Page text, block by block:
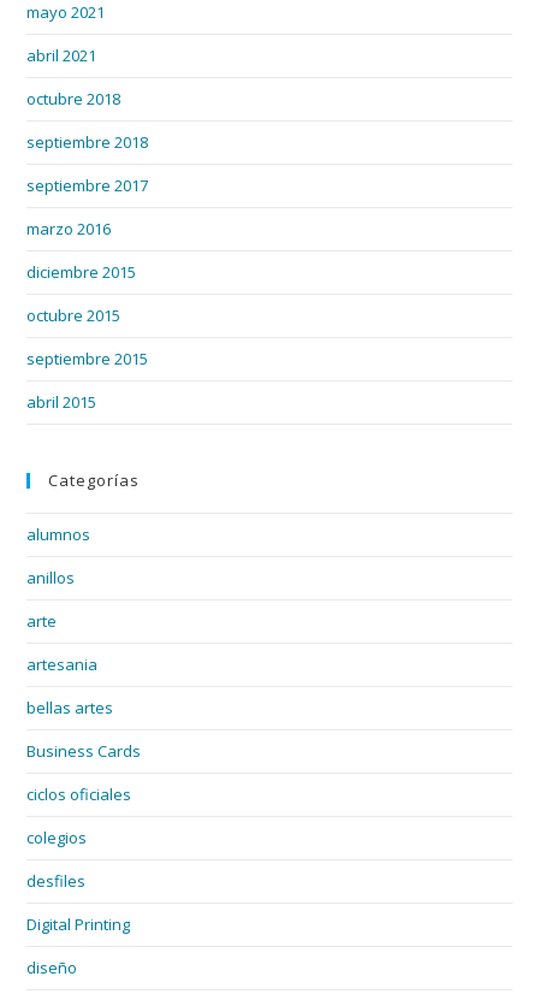
mayo 2021
abril 2021
octubre 2018
septiembre 2018
septiembre 2017
marzo 2016
diciembre 2015
octubre 2015
septiembre 2015
abril 2015
Categorías
alumnos
anillos
arte
artesania
bellas artes
Business Cards
ciclos oficiales
colegios
desfiles
Digital Printing
diseño